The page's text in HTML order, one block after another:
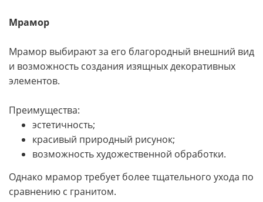
Мрамор
Мрамор выбирают за его благородный внешний вид
и возможность создания изящных декоративных
элементов.
Преимущества:
эстетичность;
красивый природный рисунок;
возможность художественной обработки.
Однако мрамор требует более тщательного ухода по
сравнению с гранитом.